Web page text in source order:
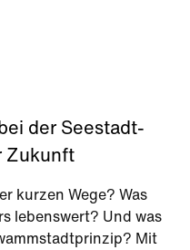
der Seestadt-
Zukunft
kurzen Wege? Was
lebenswert? Und was
Mit